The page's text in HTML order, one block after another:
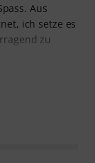
Aus
ich setze es
zu